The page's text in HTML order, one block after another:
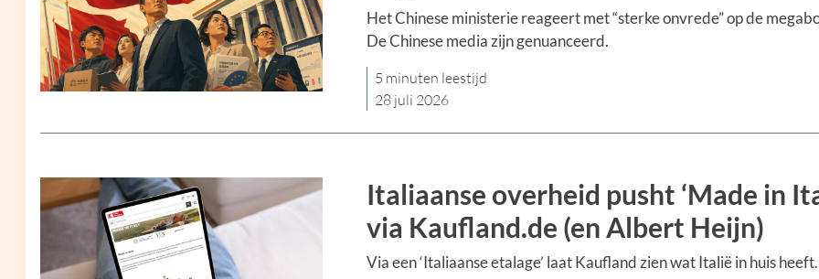
Het Chinese ministerie reageert met “sterke onvrede” op de
De Chinese media zijn genuanceerd.
5 minuten leestijd
28 juli 2026
Italiaanse overheid pusht ‘Made in
via Kaufland.de (en Albert Heijn)
Via een ‘Italiaanse etalage’ laat Kaufland zien wat Italië in huis